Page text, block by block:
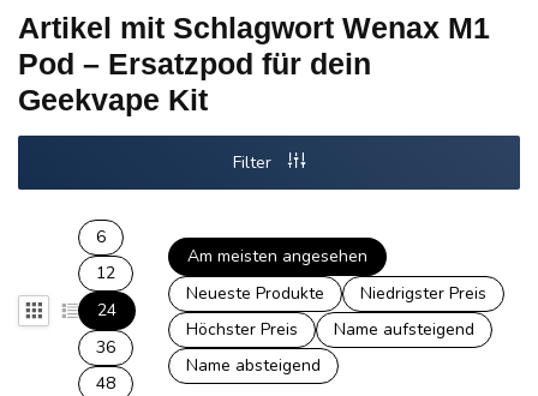
Artikel mit Schlagwort Wenax M1
Pod – Ersatzpod für dein
Geekvape Kit
Filter
6
12
24
36
48
Am meisten angesehen
Neueste Produkte
Niedrigster Preis
Höchster Preis
Name aufsteigend
Name absteigend